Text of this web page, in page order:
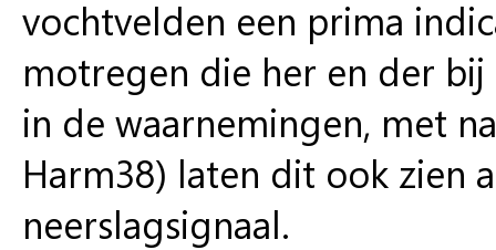
vochtvelden een prima
motregen die her en der
in de waarnemingen, met
Harm38) laten dit ook zien
neerslagsignaal.